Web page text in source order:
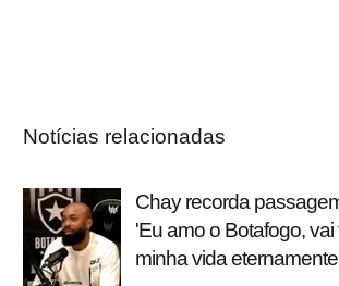
Notícias relacionadas
Chay recorda
'Eu amo o Botafogo,
minha vida